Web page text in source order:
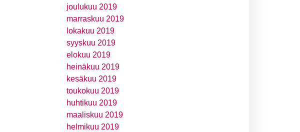
joulukuu 2019
marraskuu 2019
lokakuu 2019
syyskuu 2019
elokuu 2019
heinäkuu 2019
kesäkuu 2019
toukokuu 2019
huhtikuu 2019
maaliskuu 2019
helmikuu 2019